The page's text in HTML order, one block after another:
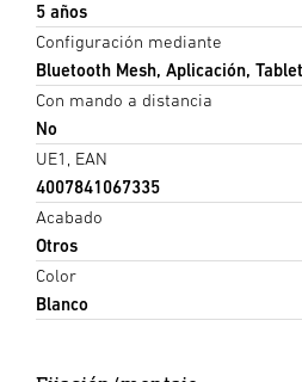
5 años
Configuración mediante
Bluetooth Mesh, Aplicación,
Con mando a distancia
No
UE1, EAN
4007841067335
Acabado
Otros
Color
Blanco